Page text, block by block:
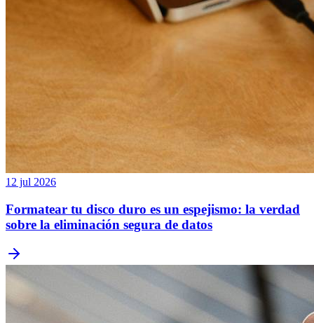
12 jul 2026
Formatear tu disco duro es un espejismo: la verdad
sobre la eliminación segura de datos